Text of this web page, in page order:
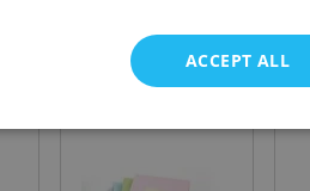
ACCEPT ALL